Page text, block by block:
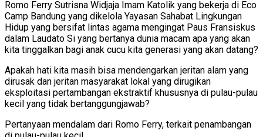
Romo Ferry Sutrisna Widjaja Imam Katolik yang bekerja di Eco
Camp Bandung yang dikelola Yayasan Sahabat Lingkungan
Hidup yang bersifat lintas agama mengingat Paus Fransiskus
dalam Laudato Si yang bertanya dunia macam apa yang akan
kita tinggalkan bagi anak cucu kita generasi yang akan datang?
Apakah hati kita masih bisa mendengarkan jeritan alam yang
dirusak dan jeritan masyarakat lokal yang dirugikan
eksploitasi pertambangan ekstraktif khususnya di pulau-pulau
kecil yang tidak bertanggungjawab?
Pertanyaan mendalam dari Romo Ferry, terkait penambangan